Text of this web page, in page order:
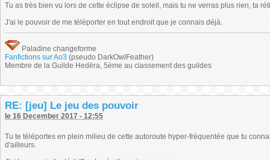
Tu as très bien vu lors de cette éclipse de soleil, mais tu ne verras plus rien, ta
J'ai le pouvoir de me téléporter en tout endroit que je connais déjà.
Paladine changeforme
Fanfictions sur Ao3 (pseudo DarkOwlFeather)
Membre de la Guilde Hedëra, 5ème au classement des guildes
RE: [jeu] Le jeu des pouvoir
le 16 December 2017 - 12:55
Tu te téléportes en plein milieu de cette autoroute hyper-fréquentée que tu
d'ailleurs.